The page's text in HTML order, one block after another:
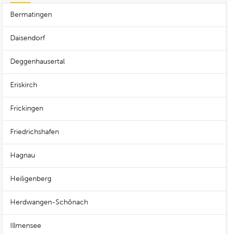
Bermatingen
Daisendorf
Deggenhausertal
Eriskirch
Frickingen
Friedrichshafen
Hagnau
Heiligenberg
Herdwangen-Schönach
Illmensee